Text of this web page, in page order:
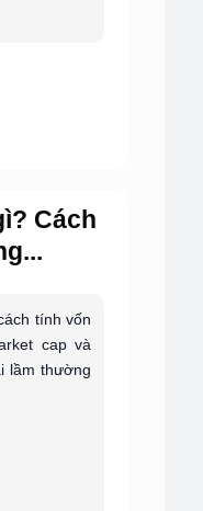
Cách
tính vốn
cap và
lầm thường